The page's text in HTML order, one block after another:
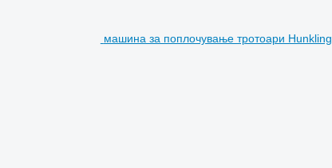
машина за поплочување тротоари